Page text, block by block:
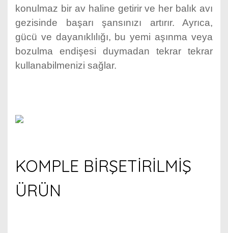
konulmaz bir av haline getirir ve her balık avı
gezisinde başarı şansınızı artırır. Ayrıca,
gücü ve dayanıklılığı, bu yemi aşınma veya
bozulma endişesi duymadan tekrar tekrar
kullanabilmenizi sağlar.
KOMPLE BİRŞETİRİLMİŞ
ÜRÜN